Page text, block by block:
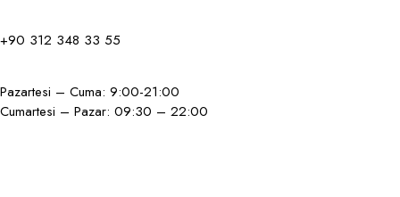
+90 312 348 33 55
Pazartesi – Cuma: 9:00-21:00
Cumartesi – Pazar: 09:30 – 22:00